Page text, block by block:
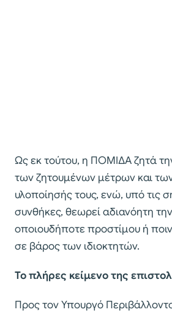
Ως εκ τούτου, η ΠΟΜΙΔΑ ζητά
των ζητουμένων μέτρων και
υλοποίησής τους, ενώ, υπό τις
συνθήκες, θεωρεί αδιανόητη
οποιουδήποτε προστίμου ή
σε βάρος των ιδιοκτητών.
Το πλήρες κείμενο της
Προς τον Υπουργό